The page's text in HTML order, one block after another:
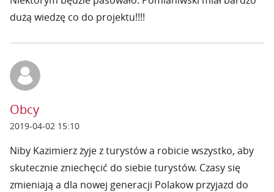
dużą wiedzę co do projektu!!!!
Obcy
2019-04-02 15:10
Niby Kazimierz żyje z turystów a robicie wszystko, aby
skutecznie zniechęcić do siebie turystów. Czasy się
zmieniają a dla nowej generacji Polakow przyjazd do